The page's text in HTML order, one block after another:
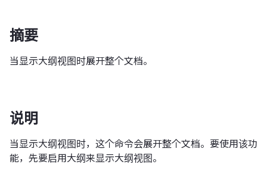
摘要
当显示大纲视图时展开整个文档。
说明
当显示大纲视图时，这个命令会展开整个文档。要使用该功
能，先要启用大纲来显示大纲视图。